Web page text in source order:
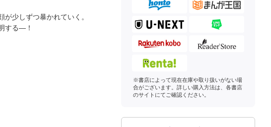
少しずつ暴かれていく。
する―！
※書店によって現在在庫や取り扱いがない場
合がございます。詳しい購入方法は、各書店
のサイトにてご確認ください。